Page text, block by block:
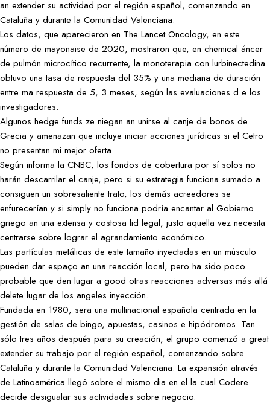
an extender su actividad por el región español, comenzando en
Cataluña y durante la Comunidad Valenciana.
Los datos, que aparecieron en The Lancet Oncology, en este
número de mayonaise de 2020, mostraron que, en chemical áncer
de pulmón microcítico recurrente, la monoterapia con lurbinectedina
obtuvo una tasa de respuesta del 35% y una mediana de duración
entre ma respuesta de 5, 3 meses, según las evaluaciones d e los
investigadores.
Algunos hedge funds ze niegan an unirse al canje de bonos de
Grecia y amenazan que incluye iniciar acciones jurídicas si el Cetro
no presentan mi mejor oferta.
Según informa la CNBC, los fondos de cobertura por sí solos no
harán descarrilar el canje, pero si su estrategia funciona sumado a
consiguen un sobresaliente trato, los demás acreedores se
enfurecerían y si simply no funciona podría encantar al Gobierno
griego an una extensa y costosa lid legal, justo aquella vez necesita
centrarse sobre lograr el agrandamiento económico.
Las partículas metálicas de este tamaño inyectadas en un músculo
pueden dar espaço an una reacción local, pero ha sido poco
probable que den lugar a good otras reacciones adversas más allá
delete lugar de los angeles inyección.
Fundada en 1980, sera una multinacional española centrada en la
gestión de salas de bingo, apuestas, casinos e hipódromos. Tan
sólo tres años después para su creación, el grupo comenzó a great
extender su trabajo por el región español, comenzando sobre
Cataluña y durante la Comunidad Valenciana. La expansión através
de Latinoamérica llegó sobre el mismo dia en el la cual Codere
decide desigualar sus actividades sobre negocio.